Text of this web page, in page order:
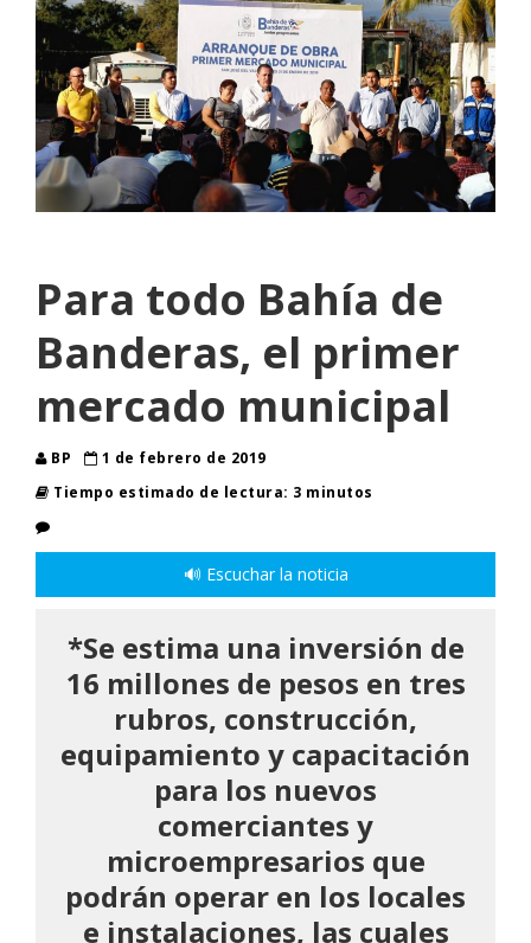
Para todo Bahía de
Banderas, el primer
mercado municipal
BP
1 de febrero de 2019
Tiempo estimado de lectura: 3 minutos
🔊 Escuchar la noticia
*Se estima una inversión de
16 millones de pesos en tres
rubros, construcción,
equipamiento y capacitación
para los nuevos
comerciantes y
microempresarios que
podrán operar en los locales
e instalaciones, las cuales